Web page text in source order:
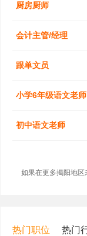
厨房厨师
会计主管/经理
跟单文员
小学6年级语文老师
初中语文老师
如果在更多揭阳地区
热门职位 热门